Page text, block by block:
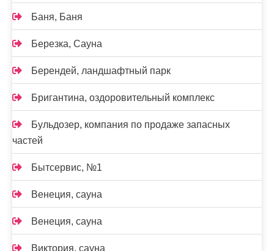
Баня, Баня
Березка, Сауна
Берендей, ландшафтный парк
Бригантина, оздоровительный комплекс
Бульдозер, компания по продаже запасных
частей
Бытсервис, №1
Венеция, сауна
Венеция, сауна
Виктория, сауна